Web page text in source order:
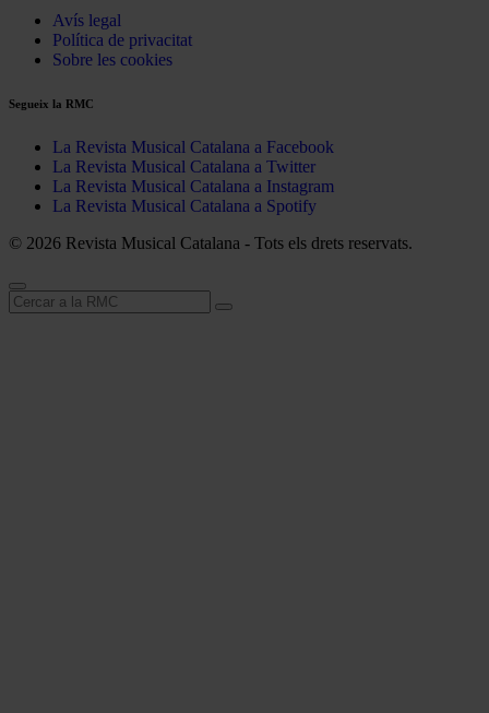
Avís legal
Política de privacitat
Sobre les cookies
Segueix la RMC
La Revista Musical Catalana a Facebook
La Revista Musical Catalana a Twitter
La Revista Musical Catalana a Instagram
La Revista Musical Catalana a Spotify
© 2026 Revista Musical Catalana - Tots els drets reservats.
Cerca